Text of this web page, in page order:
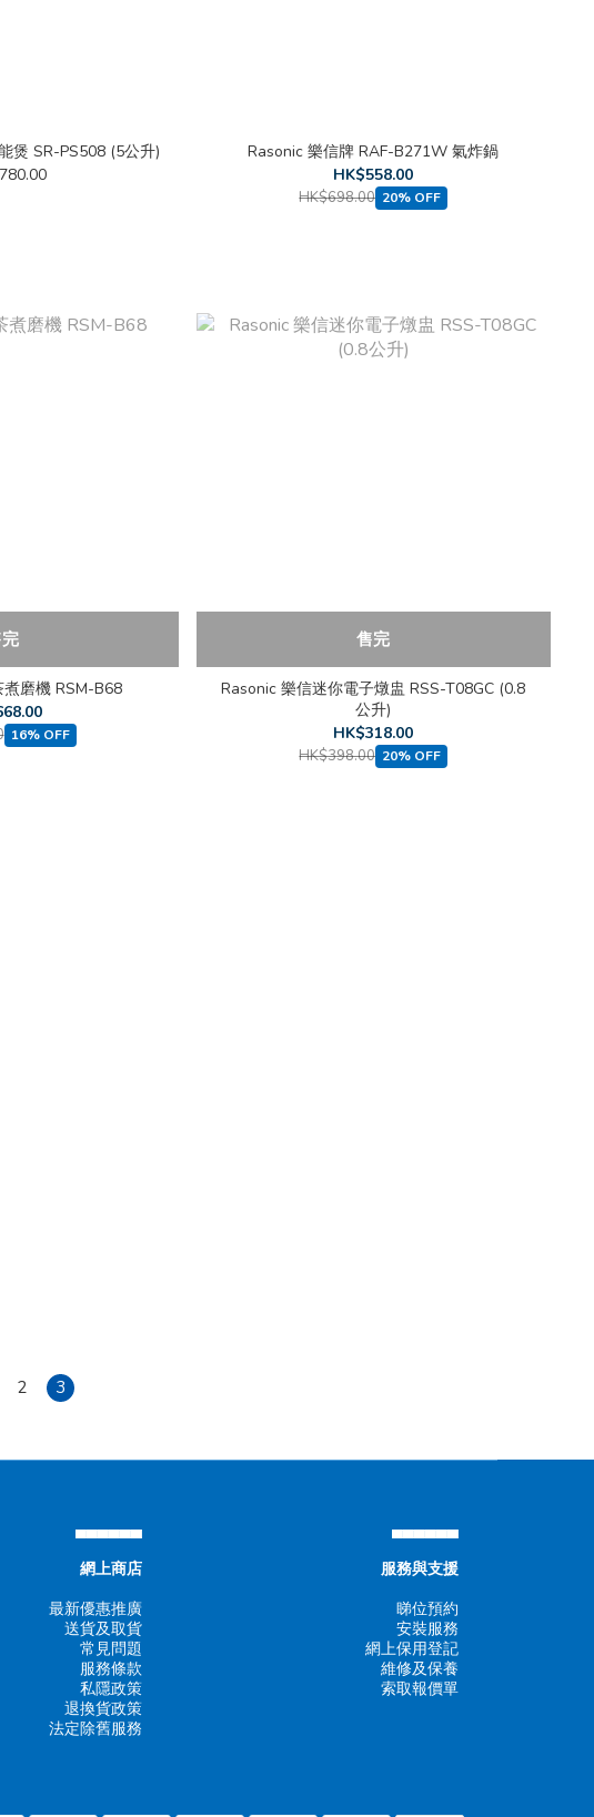
煲 SR-PS508 (5公升)
Rasonic 樂信牌 RAF-B271W 氣炸鍋
HK$558.00
HK$698.00 20% OFF
磨機 RSM-B68
16% OFF
售完
Rasonic 樂信迷你電子燉盅 RSS-T08GC (0.8
公升)
HK$318.00
HK$398.00 20% OFF
2 3
▄▄▄▄▄▄
網上商店
最新優惠推廣
送貨及取貨
常見問題
服務條款
私隱政策
退換貨政策
法定除舊服務
▄▄▄▄▄▄
服務與支援
睇位預約
安裝服務
網上保用登記
維修及保養
索取報價單